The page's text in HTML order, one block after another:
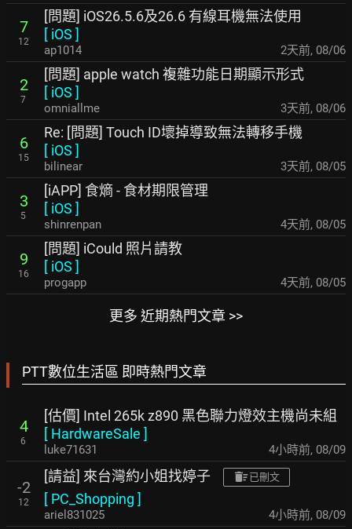
7
12
[問題] iOS26.5.6及26.6 有線耳機無法使用
[ iOS ]
ap1014 2天前, 08/06
2
7
[問題] apple watch 複雜功能日期顯示形式
[ iOS ]
omniallme 3天前, 08/06
6
15
Re: [問題] Touch ID壞掉導致無法轉移手機
[ iOS ]
bilinear 3天前, 08/05
3
5
[iAPP] 食熵 - 食材期限管理
[ iOS ]
shinrenpan 4天前, 08/05
9
16
[問題] iCould 照片請教
[ iOS ]
progapp 4天前, 08/05
更多 近期熱門文章 >>
PTT數位生活區 即時熱門文章
4
6
[估價] Intel 265k z890 黑色聯力燈效主機尚未組
[ HardwareSale ]
luke71631 4小時前, 08/09
-2
12
[請益] 來台灣約小姐找婷子 已刪文
[ PC_Shopping ]
ariel831025 4小時前, 08/09